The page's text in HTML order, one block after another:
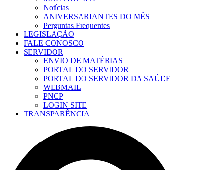
Notícias
ANIVERSARIANTES DO MÊS
Perguntas Frequentes
LEGISLAÇÃO
FALE CONOSCO
SERVIDOR
ENVIO DE MATÉRIAS
PORTAL DO SERVIDOR
PORTAL DO SERVIDOR DA SAÚDE
WEBMAIL
PNCP
LOGIN SITE
TRANSPARÊNCIA